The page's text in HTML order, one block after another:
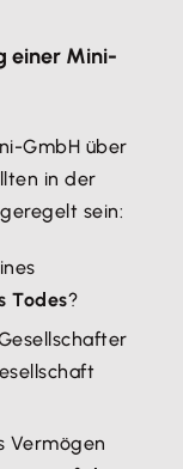
einer Mini-
GmbH über
in der
sein:
Todes?
Vermögen